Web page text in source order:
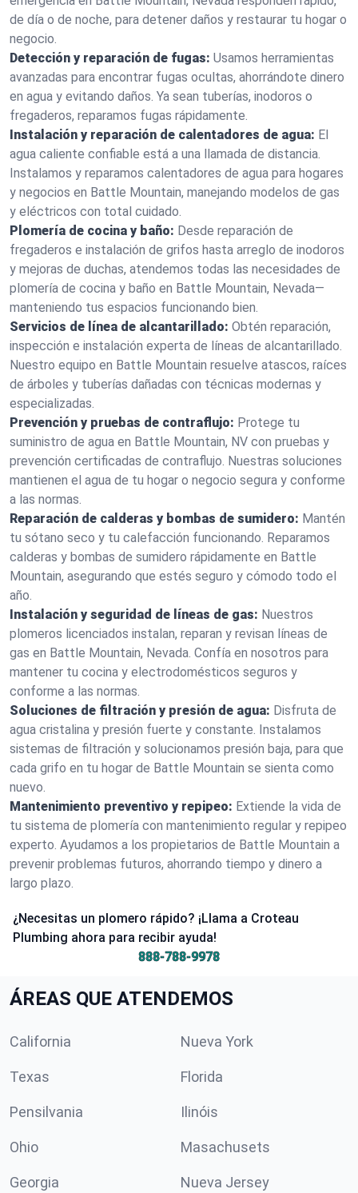
de día o de noche, para detener daños y restaurar tu hogar o
negocio.
Detección y reparación de fugas: Usamos herramientas
avanzadas para encontrar fugas ocultas, ahorrándote dinero
en agua y evitando daños. Ya sean tuberías, inodoros o
fregaderos, reparamos fugas rápidamente.
Instalación y reparación de calentadores de agua: El
agua caliente confiable está a una llamada de distancia.
Instalamos y reparamos calentadores de agua para hogares
y negocios en Battle Mountain, manejando modelos de gas
y eléctricos con total cuidado.
Plomería de cocina y baño: Desde reparación de
fregaderos e instalación de grifos hasta arreglo de inodoros
y mejoras de duchas, atendemos todas las necesidades de
plomería de cocina y baño en Battle Mountain, Nevada—
manteniendo tus espacios funcionando bien.
Servicios de línea de alcantarillado: Obtén reparación,
inspección e instalación experta de líneas de alcantarillado.
Nuestro equipo en Battle Mountain resuelve atascos, raíces
de árboles y tuberías dañadas con técnicas modernas y
especializadas.
Prevención y pruebas de contraflujo: Protege tu
suministro de agua en Battle Mountain, NV con pruebas y
prevención certificadas de contraflujo. Nuestras soluciones
mantienen el agua de tu hogar o negocio segura y conforme
a las normas.
Reparación de calderas y bombas de sumidero: Mantén
tu sótano seco y tu calefacción funcionando. Reparamos
calderas y bombas de sumidero rápidamente en Battle
Mountain, asegurando que estés seguro y cómodo todo el
año.
Instalación y seguridad de líneas de gas: Nuestros
plomeros licenciados instalan, reparan y revisan líneas de
gas en Battle Mountain, Nevada. Confía en nosotros para
mantener tu cocina y electrodomésticos seguros y
conforme a las normas.
Soluciones de filtración y presión de agua: Disfruta de
agua cristalina y presión fuerte y constante. Instalamos
sistemas de filtración y solucionamos presión baja, para que
cada grifo en tu hogar de Battle Mountain se sienta como
nuevo.
Mantenimiento preventivo y repipeo: Extiende la vida de
tu sistema de plomería con mantenimiento regular y repipeo
experto. Ayudamos a los propietarios de Battle Mountain a
prevenir problemas futuros, ahorrando tiempo y dinero a
largo plazo.
¿Necesitas un plomero rápido? ¡Llama a Croteau
Plumbing ahora para recibir ayuda!
888-788-9978
ÁREAS QUE ATENDEMOS
California Nueva York
Texas Florida
Pensilvania Ilinóis
Ohio Masachusets
Georgia Nueva Jersey